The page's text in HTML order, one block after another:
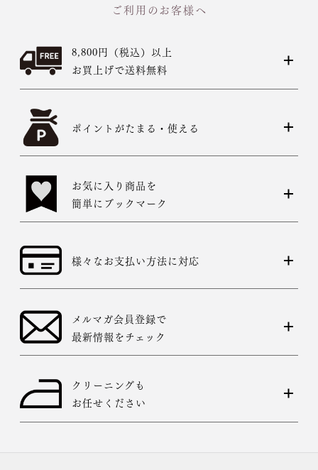
ご利用のお客様へ
8,800円（税込）以上
お買上げで送料無料
ポイントがたまる・使える
お気に入り商品を
簡単にブックマーク
様々なお支払い方法に対応
メルマガ会員登録で
最新情報をチェック
クリーニングも
お任せください